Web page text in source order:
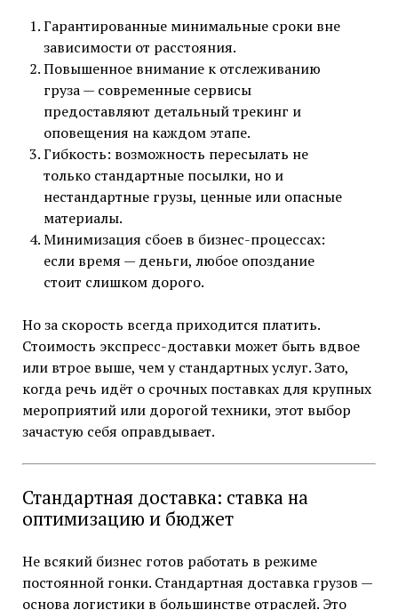
Гарантированные минимальные сроки вне
зависимости от расстояния.
Повышенное внимание к отслеживанию
груза — современные сервисы
предоставляют детальный трекинг и
оповещения на каждом этапе.
Гибкость: возможность пересылать не
только стандартные посылки, но и
нестандартные грузы, ценные или опасные
материалы.
Минимизация сбоев в бизнес-процессах:
если время — деньги, любое опоздание
стоит слишком дорого.
Но за скорость всегда приходится платить.
Стоимость экспресс-доставки может быть вдвое
или втрое выше, чем у стандартных услуг. Зато,
когда речь идёт о срочных поставках для крупных
мероприятий или дорогой техники, этот выбор
зачастую себя оправдывает.
Стандартная доставка: ставка на
оптимизацию и бюджет
Не всякий бизнес готов работать в режиме
постоянной гонки. Стандартная доставка грузов —
основа логистики в большинстве отраслей. Это